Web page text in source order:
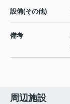
設備(その他)
備考
周辺施設